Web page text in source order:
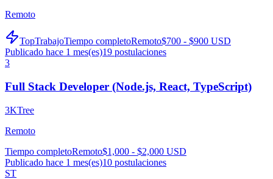
Remoto
TopTrabajoTiempo completoRemoto$700 - $900 USD
Publicado hace 1 mes(es)19 postulaciones
3
Full Stack Developer (Node.js, React, TypeScript)
3KTree
Remoto
Tiempo completoRemoto$1,000 - $2,000 USD
Publicado hace 1 mes(es)10 postulaciones
ST